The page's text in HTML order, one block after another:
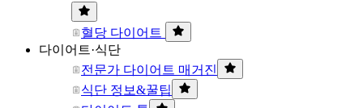
혈당 다이어트
다이어트·식단
전문가 다이어트 매거진
식단 정보&꿀팁